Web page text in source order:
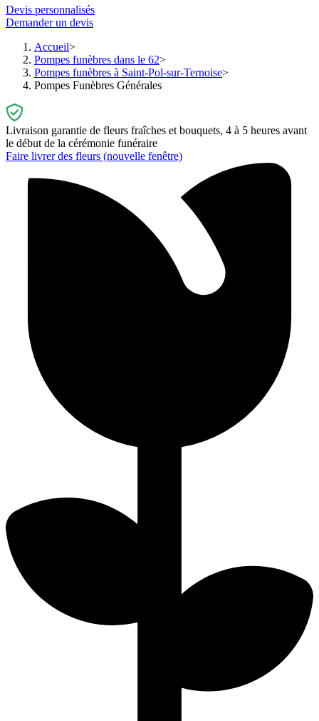
Devis personnalisés
Demander un devis
Accueil
Pompes funèbres dans le 62
Pompes funèbres à Saint-Pol-sur-Ternoise
Pompes Funèbres Générales
Livraison garantie de fleurs fraîches et bouquets, 4 à 5 heures avant
le début de la cérémonie funéraire
Faire livrer des fleurs (nouvelle fenêtre)